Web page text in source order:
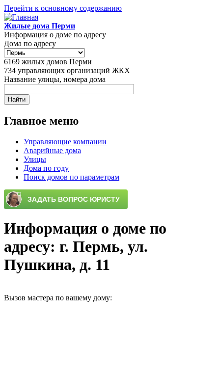
Перейти к основному содержанию
Жилые дома Перми
Информация о доме по адресу
Дома по адресу
6169 жилых домов Перми
734 управляющих организаций ЖКХ
Название улицы, номера дома
Главное меню
Управляющие компании
Аварийные дома
Улицы
Дома по году
Поиск домов по параметрам
Информация о доме по
адресу: г. Пермь, ул.
Пушкина, д. 11
Вызов мастера по вашему дому: